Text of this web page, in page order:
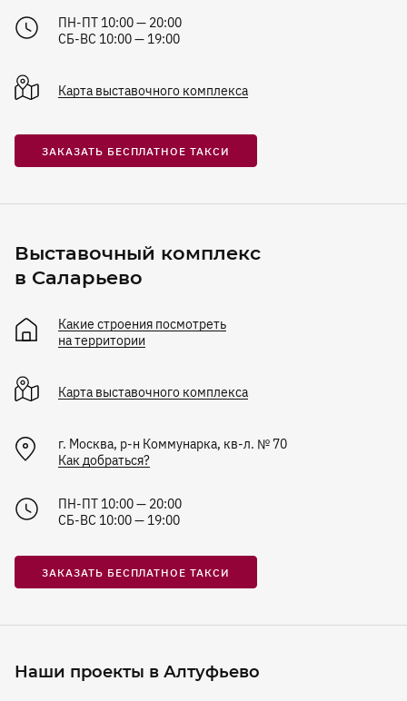
ПН-ПТ 10:00 — 20:00
СБ-ВС 10:00 — 19:00
Карта выставочного комплекса
ЗАКАЗАТЬ БЕСПЛАТНОЕ ТАКСИ
Выставочный комплекс
в Саларьево
Какие строения посмотреть
на территории
Карта выставочного комплекса
г. Москва, р-н Коммунарка, кв-л. № 70
Как добраться?
ПН-ПТ 10:00 — 20:00
СБ-ВС 10:00 — 19:00
ЗАКАЗАТЬ БЕСПЛАТНОЕ ТАКСИ
Наши проекты в Алтуфьево